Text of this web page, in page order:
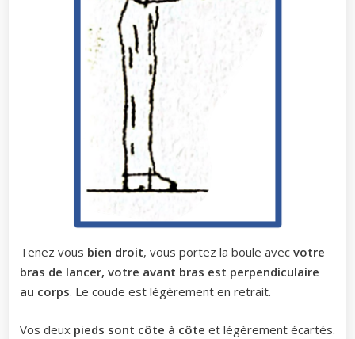
Tenez vous bien droit, vous portez la boule avec votre
bras de lancer, votre avant bras est perpendiculaire
au corps. Le coude est légèrement en retrait.
Vos deux pieds sont côte à côte et légèrement écartés.